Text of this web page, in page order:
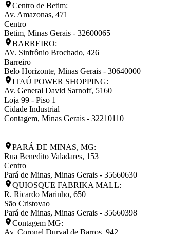
Centro de Betim:
Av. Amazonas, 471
Centro
Betim, Minas Gerais - 32600065
BARREIRO:
AV. Sinfrônio Brochado, 426
Barreiro
Belo Horizonte, Minas Gerais - 30640000
ITAÚ POWER SHOPPING:
Av. General David Sarnoff, 5160
Loja 99 - Piso 1
Cidade Industrial
Contagem, Minas Gerais - 32210110
PARÁ DE MINAS, MG:
Rua Benedito Valadares, 153
Centro
Pará de Minas, Minas Gerais - 35660630
QUIOSQUE FABRIKA MALL:
R. Ricardo Marinho, 650
São Cristovao
Pará de Minas, Minas Gerais - 35660398
Contagem MG:
Av. Coronel Durval de Barros, 942